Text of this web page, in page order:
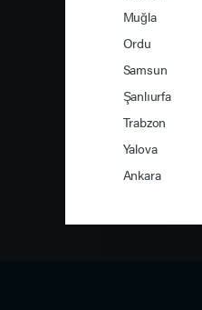
Muğla
Ordu
Samsun
Şanlıurfa
Trabzon
Yalova
Ankara